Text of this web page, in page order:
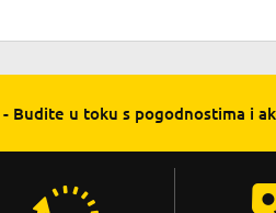
- Budite u toku s pogodnostima i